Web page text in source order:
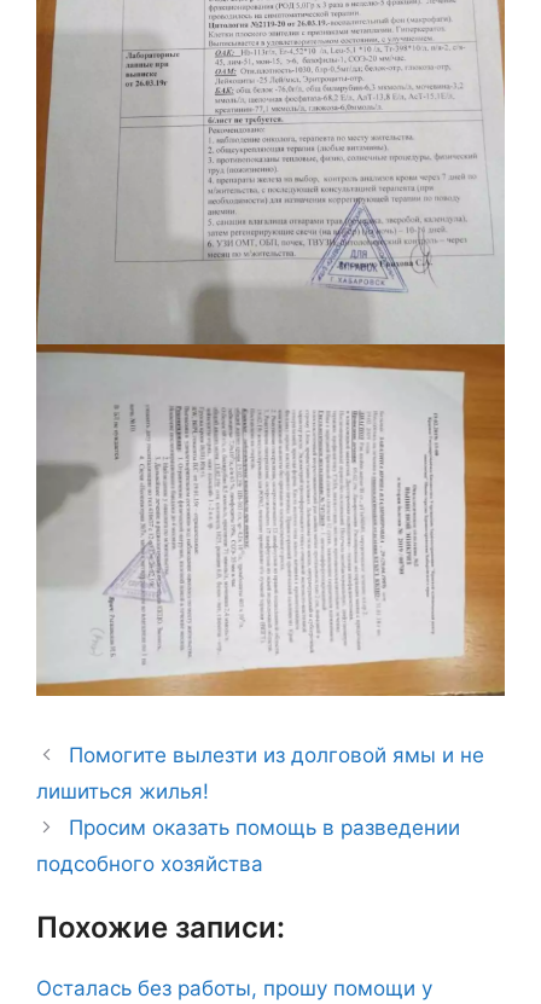
Помогите вылезти из долговой ямы и не
лишиться жилья!
Просим оказать помощь в разведении
подсобного хозяйства
Похожие записи:
Осталась без работы, прошу помощи у